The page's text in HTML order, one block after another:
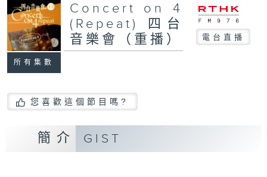
所有集數
Concert on 4
(Repeat) 四台
音樂會（重播）
電台直播
您喜歡這個節目嗎?
簡介 GIST